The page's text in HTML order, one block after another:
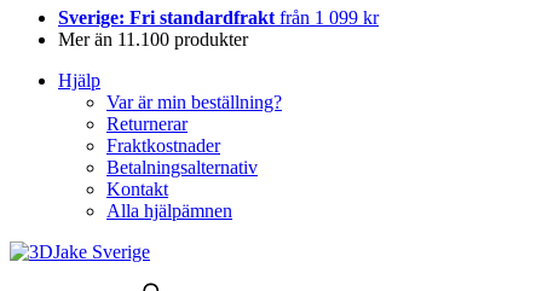
Sverige: Fri standardfrakt från 1 099 kr
Mer än 11.100 produkter
Hjälp
Var är min beställning?
Returnerar
Fraktkostnader
Betalningsalternativ
Kontakt
Alla hjälpämnen